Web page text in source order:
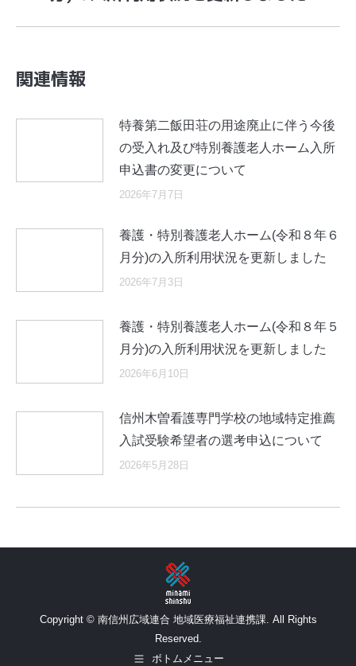
関連情報
特養第二飯田荘の用途廃止に伴う今後
の受入れ及び特別養護老人ホーム入所
申込書の変更について
2026年7月7日
養護・特別養護老人ホーム(令和８年６
月分)の入所利用状況を更新しました
2026年7月3日
養護・特別養護老人ホーム(令和８年５
月分)の入所利用状況を更新しました
2026年6月10日
信州木曽看護専門学校の地域特定推薦
入試受験希望者の選考申込について
2026年5月28日
Copyright © 南信州広域連合 地域医療福祉連携課. All Rights
Reserved.
ボトムメニュー